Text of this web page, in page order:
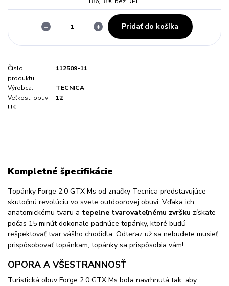
Pridať do košíka
Číslo
produktu:
112509-11
Výrobca:
TECNICA
Veľkosti obuvi
UK:
12
Kompletné špecifikácie
Topánky Forge 2.0 GTX Ms od značky Tecnica predstavujúce
skutočnú revolúciu vo svete outdoorovej obuvi. Vďaka ich
anatomickému tvaru a tepelne tvarovateľnému zvršku získate
počas 15 minút dokonale padnúce topánky, ktoré budú
rešpektovať tvar vášho chodidla. Odteraz už sa nebudete musieť
prispôsobovať topánkam, topánky sa prispôsobia vám!
OPORA A VŠESTRANNOSŤ
Turistická obuv Forge 2.0 GTX Ms bola navrhnutá tak, aby